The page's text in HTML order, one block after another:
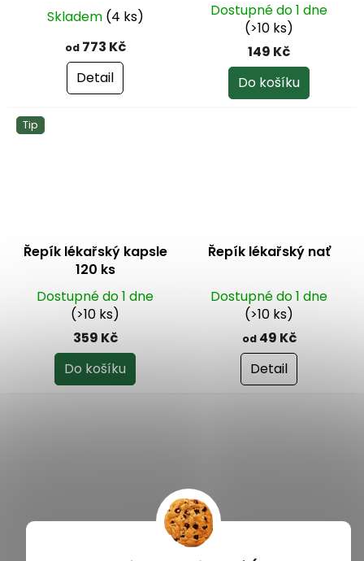
Skladem (4 ks)
od773 Kč
Detail
Dostupné do 1 dne
(>10 ks)
149 Kč
Do košíku
Tip
Řepík lékařský kapsle
120 ks
Dostupné do 1 dne
(>10 ks)
359 Kč
Do košíku
Řepík lékařský nať
Dostupné do 1 dne
(>10 ks)
od49 Kč
Detail
mletá 100 g
Grešík Bylinná koupel
Řepíková 20 g